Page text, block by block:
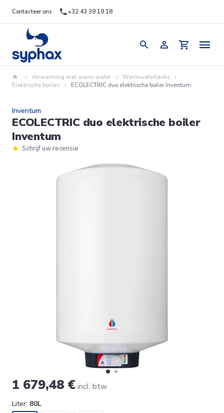
Contacteer ons +32 43 39 19 18
Verwarming met warm water
Warmwatertanks
Elektrische boilers
ECOLECTRIC duo elektrische boiler Inventum
Inventum
ECOLECTRIC duo elektrische boiler
Inventum
Schrijf uw recensie
1 679,48 €incl. btw
Liter: 80L